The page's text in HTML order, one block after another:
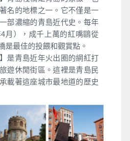
名的地標之一。它不僅是一
部濃縮的青島近代史。每年
月），成千上萬的紅嘴鷗從
是最佳的投餵和觀賞點。
】是青島近年火出圈的網紅打
遊休閒街區。這裡是青島民
載著這座城市最地道的歷史